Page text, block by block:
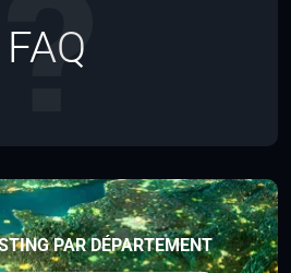
FAQ
PAR DÉPARTEMENT